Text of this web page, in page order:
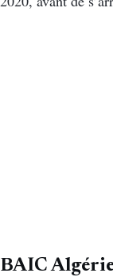
BAIC